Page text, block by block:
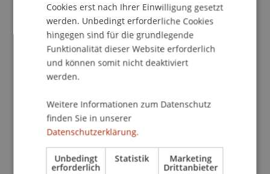
Wintersemester 2025/26
Cookies erst nach Ihrer Einwilligung gesetzt
werden. Unbedingt erforderliche Cookies
hingegen sind für die grundlegende
Funktionalität dieser Website erforderlich
und können somit nicht deaktiviert
werden.
Weitere Informationen zum Datenschutz
finden Sie in unserer
Datenschutzerklärung.
Unbedingt
erforderlich
Statistik Marketing
Drittanbieter